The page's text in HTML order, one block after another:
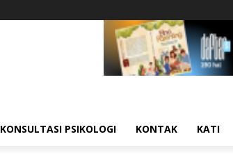
KONSULTASI PSIKOLOGI KONTAK KATI